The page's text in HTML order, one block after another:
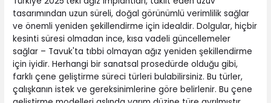
tasarımından uzun süreli, doğal görünümlü verimlilik sağlar
ve önemli yeniden şekillendirme için idealdir. Dolgular, hiçbir
kesinti süresi olmadan ince, kısa vadeli güncellemeler
sağlar – Tavuk'ta tıbbi olmayan ağız yeniden şekillendirme
için iyidir. Herhangi bir sanatsal prosedürde olduğu gibi,
farklı çene geliştirme süreci türleri bulabilirsiniz. Bu türler,
çalışkanın istek ve gereksinimlerine göre belirlenir.Bu çene